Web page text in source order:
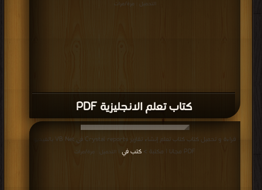
كتاب تعلم الانجليزية PDF
التحميل : مرة/مرات
قراءة و تحميل كتاب كتاب تعلم إنشاء تقارير Crystal reports في VB Net بالفيديو
PDF مجانا | مكتبة >
كتب في | التحميل : مرة/مرات